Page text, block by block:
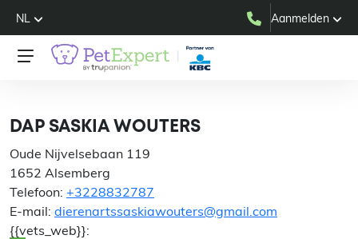
NL Aanmelden
DAP SASKIA WOUTERS
Oude Nijvelsebaan 119
1652 Alsemberg
Telefoon: +3228832787
E-mail: dierenartssaskiawouters@gmail.com
{{vets_web}}: